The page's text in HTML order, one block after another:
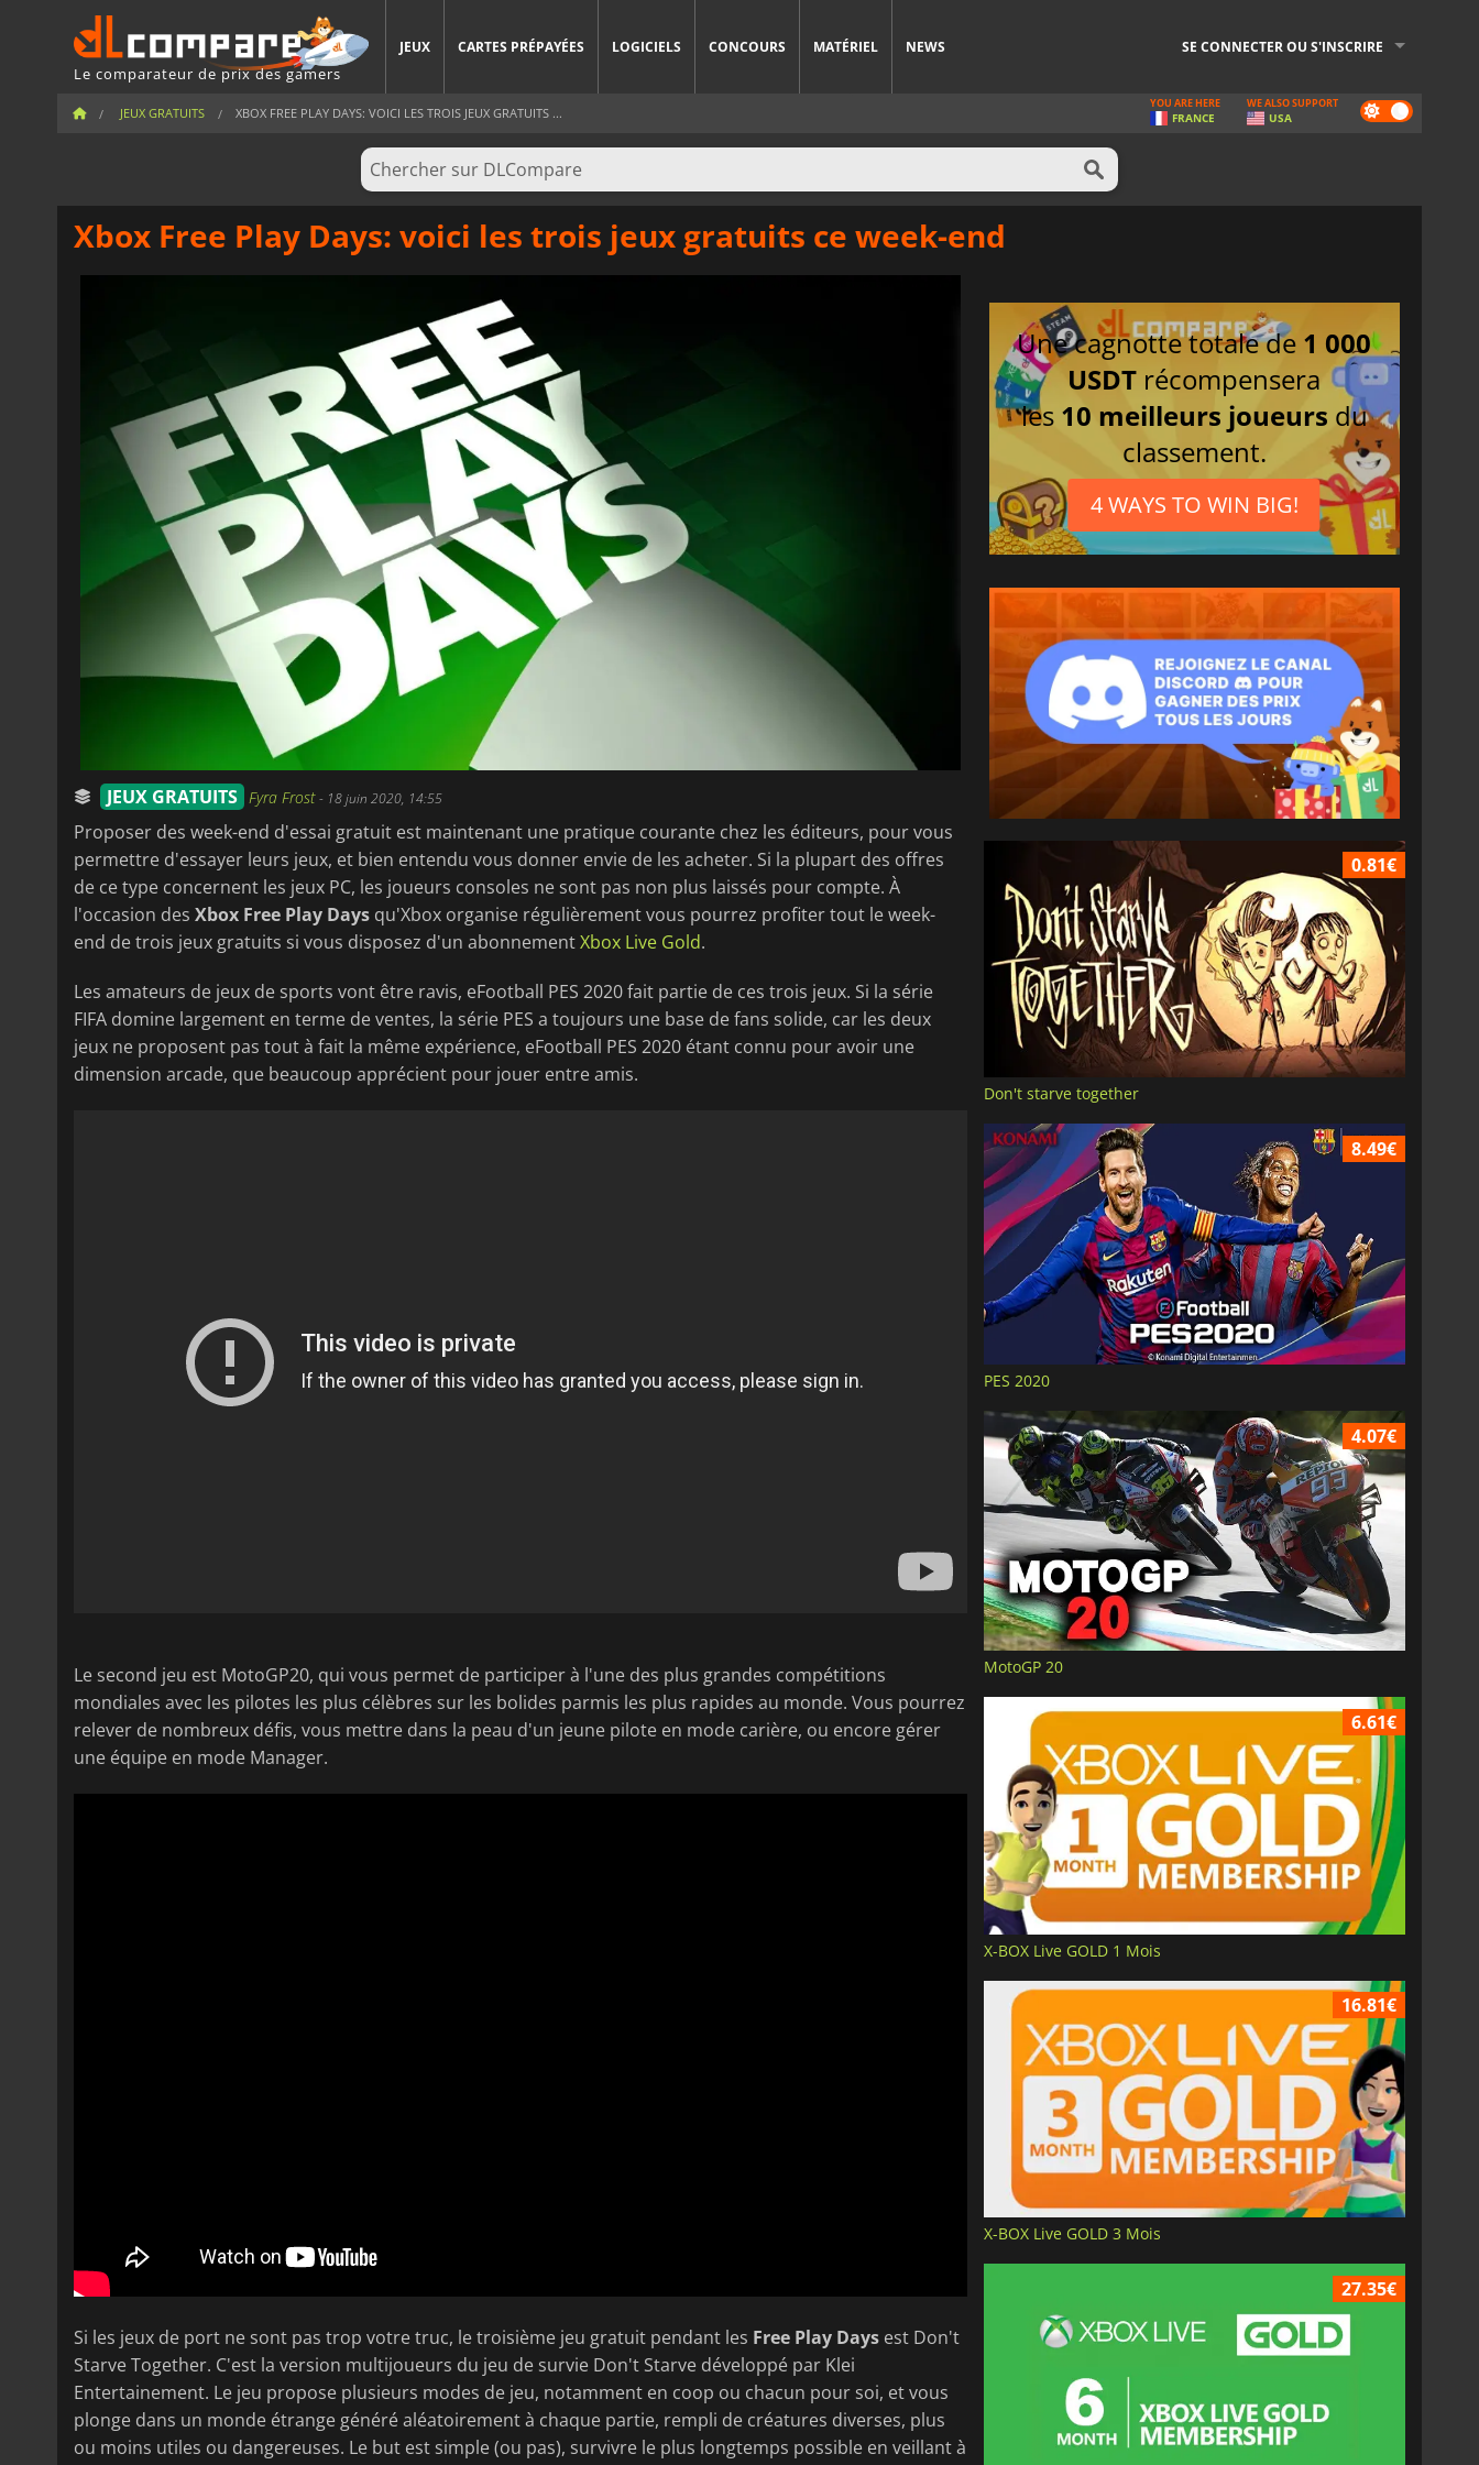
Le comparateur de prix des gamers
JEUX CARTES PRÉPAYÉES LOGICIELS CONCOURS MATÉRIEL NEWS SE CONNECTER OU S'INSCRIRE
JEUX GRATUITS XBOX FREE PLAY DAYS: VOICI LES TROIS JEUX GRATUITS ... Dark
mode
YOU ARE HERE
FRANCE
WE ALSO SUPPORT
USA
Xbox Free Play Days: voici les trois jeux gratuits ce week-end
JEUX GRATUITS Fyra Frost- 18 juin 2020, 14:55
Proposer des week-end d'essai gratuit est maintenant une pratique courante chez les éditeurs, pour vous
permettre d'essayer leurs jeux, et bien entendu vous donner envie de les acheter. Si la plupart des offres
de ce type concernent les jeux PC, les joueurs consoles ne sont pas non plus laissés pour compte. À
l'occasion des Xbox Free Play Days qu'Xbox organise régulièrement vous pourrez profiter tout le week-
end de trois jeux gratuits si vous disposez d'un abonnementXbox Live Gold.
Les amateurs de jeux de sports vont être ravis, eFootball PES 2020 fait partie de ces trois jeux. Si la série
FIFA domine largement en terme de ventes, la série PES a toujours une base de fans solide, car les deux
jeux ne proposent pas tout à fait la même expérience, eFootball PES 2020 étant connu pour avoir une
dimension arcade, que beaucoup apprécient pour jouer entre amis.
Le second jeu est MotoGP20, qui vous permet de participer à l'une des plus grandes compétitions
mondiales avec les pilotes les plus célèbres sur les bolides parmis les plus rapides au monde. Vous pourrez
relever de nombreux défis, vous mettre dans la peau d'un jeune pilote en mode carière, ou encore gérer
une équipe en mode Manager.
Si les jeux de port ne sont pas trop votre truc, le troisième jeu gratuit pendant les Free Play Days est Don't
Starve Together. C'est la version multijoueurs du jeu de survie Don't Starve développé par Klei
Entertainement. Le jeu propose plusieurs modes de jeu, notamment en coop ou chacun pour soi, et vous
plonge dans un monde étrange généré aléatoirement à chaque partie, rempli de créatures diverses, plus
ou moins utiles ou dangereuses. Le but est simple (ou pas), survivre le plus longtemps possible en veillant à
Une cagnotte totale de 1 000
USDT récompensera
les 10 meilleurs joueurs du
classement.
4 WAYS TO WIN BIG!
0.81€
Don't starve together
8.49€
PES 2020
4.07€
MotoGP 20
6.61€
X-BOX Live GOLD 1 Mois
16.81€
X-BOX Live GOLD 3 Mois
27.35€